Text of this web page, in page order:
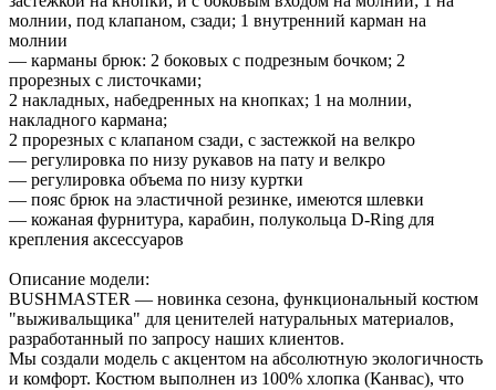
молнии, под клапаном, сзади; 1 внутренний карман на
молнии
— карманы брюк: 2 боковых с подрезным бочком; 2
прорезных с листочками;
2 накладных, набедренных на кнопках; 1 на молнии,
накладного кармана;
2 прорезных с клапаном сзади, с застежкой на велкро
— регулировка по низу рукавов на пату и велкро
— регулировка объема по низу куртки
— пояс брюк на эластичной резинке, имеются шлевки
— кожаная фурнитура, карабин, полукольца D-Ring для
крепления аксессуаров
Описание модели:
BUSHMASTER — новинка сезона, функциональный костюм
"выживальщика" для ценителей натуральных материалов,
разработанный по запросу наших клиентов.
Мы создали модель с акцентом на абсолютную экологичность
и комфорт. Костюм выполнен из 100% хлопка (Канвас), что